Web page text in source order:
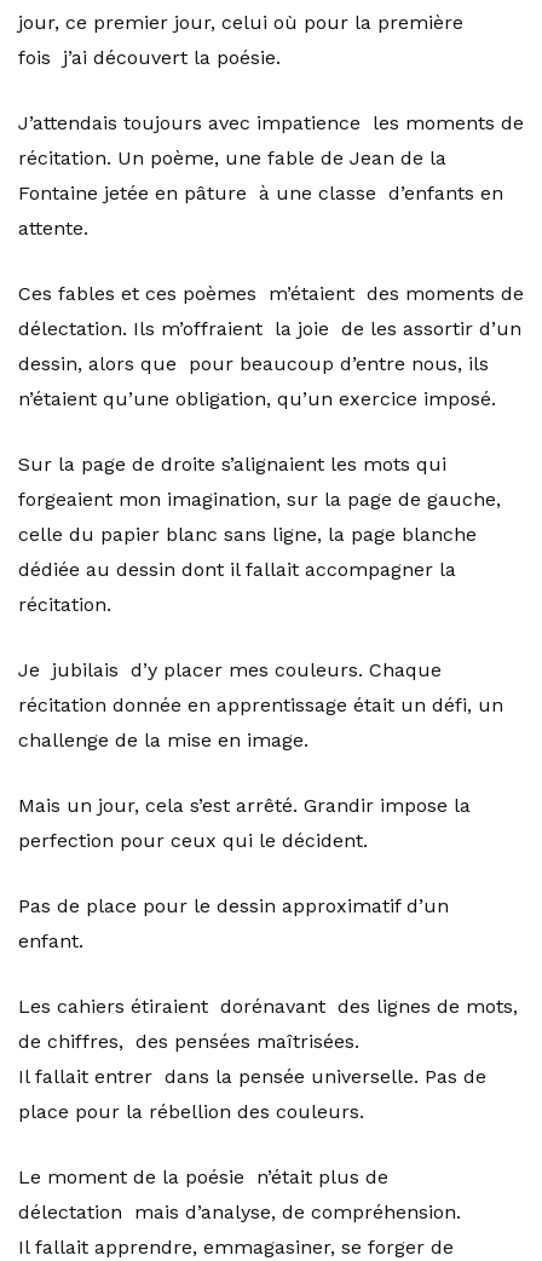
jour, ce premier jour, celui où pour la première
fois j’ai découvert la poésie.
J’attendais toujours avec impatience les moments de
récitation. Un poème, une fable de Jean de la
Fontaine jetée en pâture à une classe d’enfants en
attente.
Ces fables et ces poèmes m’étaient des moments de
délectation. Ils m’offraient la joie de les assortir d’un
dessin, alors que pour beaucoup d’entre nous, ils
n’étaient qu’une obligation, qu’un exercice imposé.
Sur la page de droite s’alignaient les mots qui
forgeaient mon imagination, sur la page de gauche,
celle du papier blanc sans ligne, la page blanche
dédiée au dessin dont il fallait accompagner la
récitation.
Je jubilais d’y placer mes couleurs. Chaque
récitation donnée en apprentissage était un défi, un
challenge de la mise en image.
Mais un jour, cela s’est arrêté. Grandir impose la
perfection pour ceux qui le décident.
Pas de place pour le dessin approximatif d’un
enfant.
Les cahiers étiraient dorénavant des lignes de mots,
de chiffres, des pensées maîtrisées.
Il fallait entrer dans la pensée universelle. Pas de
place pour la rébellion des couleurs.
Le moment de la poésie n’était plus de
délectation mais d’analyse, de compréhension.
Il fallait apprendre, emmagasiner, se forger de